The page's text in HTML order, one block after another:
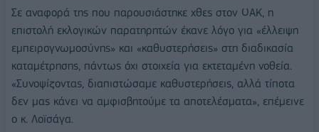
Σε αναφορά της που παρουσιάστηκε χθες στον ΟΑΚ, η
επιστολή εκλογικών παρατηρητών έκανε λόγο για «έλλειψη
εμπειρογνωμοσύνης» και «καθυστερήσεις» στη διαδικασία
καταμέτρησης, πάντως όχι στοιχεία για εκτεταμένη νοθεία.
«Συνοψίζοντας, διαπιστώσαμε καθυστερήσεις, αλλά τίποτα
δεν μας κάνει να αμφισβητούμε τα αποτελέσματα», επέμεινε
ο κ. Λοϊσάγα.